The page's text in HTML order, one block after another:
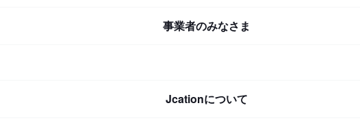
事業者のみなさま
Jcationについて